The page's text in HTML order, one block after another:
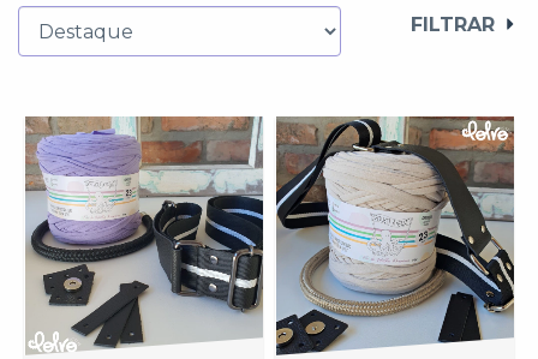
FILTRAR